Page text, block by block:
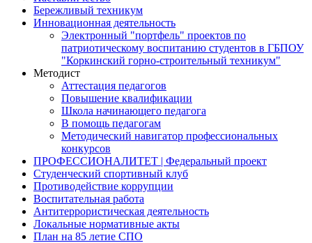
Бережливый техникум
Инновационная деятельность
Электронный "портфель" проектов по
патриотическому воспитанию студентов в ГБПОУ
"Коркинский горно-строительный техникум"
Методист
Аттестация педагогов
Повышение квалификации
Школа начинающего педагога
В помощь педагогам
Методический навигатор профессиональных
конкурсов
ПРОФЕССИОНАЛИТЕТ | Федеральный проект
Студенческий спортивный клуб
Противодействие коррупции
Воспитательная работа
Антитеррористическая деятельность
Локальные нормативные акты
План на 85 летие СПО